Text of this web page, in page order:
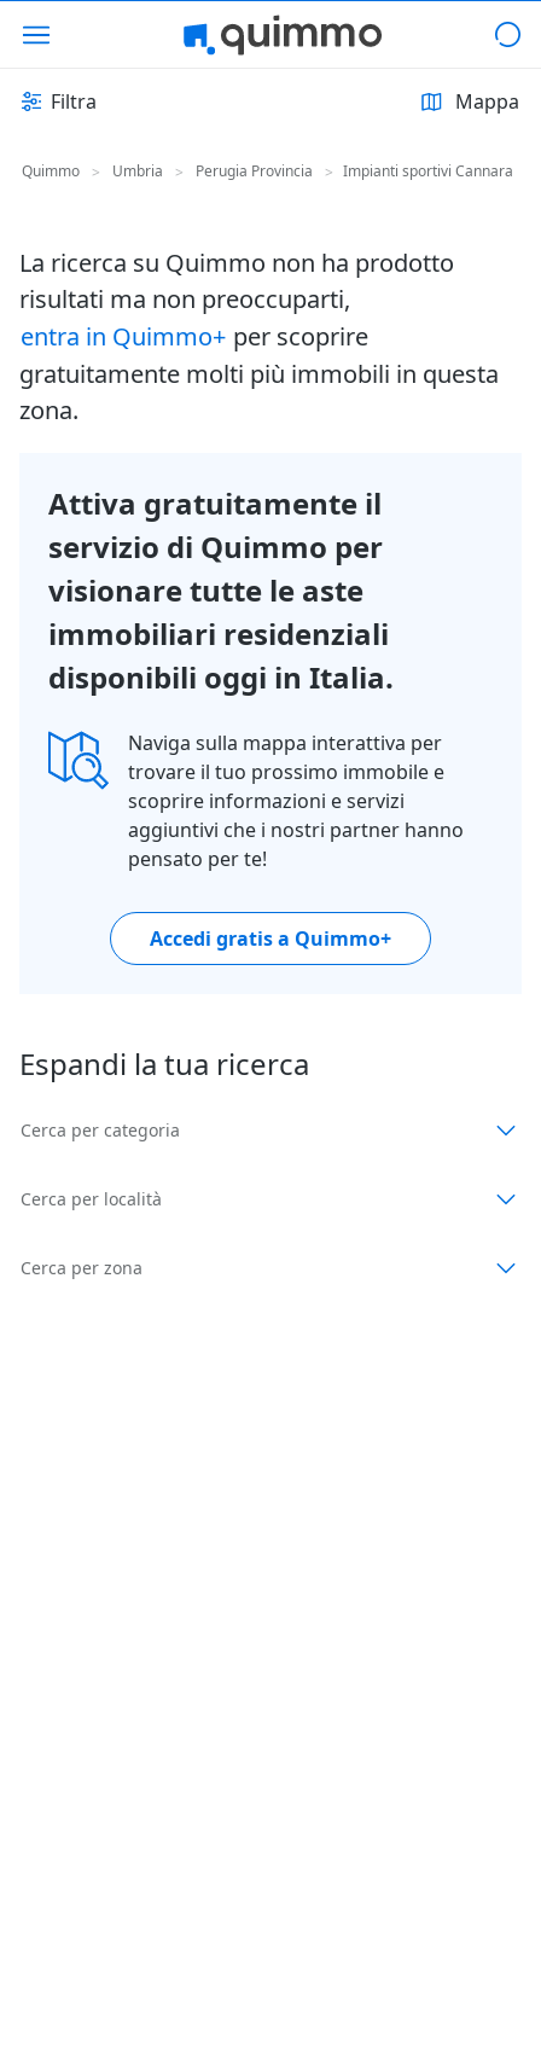
Filtra Mappa
Quimmo > Umbria > Perugia Provincia > Impianti sportivi Cannara
La ricerca su Quimmo non ha prodotto
risultati ma non preoccuparti,
entra in Quimmo+ per scoprire
gratuitamente molti più immobili in questa
zona.
Attiva gratuitamente il
servizio di Quimmo per
visionare tutte le aste
immobiliari residenziali
disponibili oggi in Italia.
Naviga sulla mappa interattiva per
trovare il tuo prossimo immobile e
scoprire informazioni e servizi
aggiuntivi che i nostri partner hanno
pensato per te!
Accedi gratis a Quimmo+
Espandi la tua ricerca
Cerca per categoria
Cerca per località
Cerca per zona